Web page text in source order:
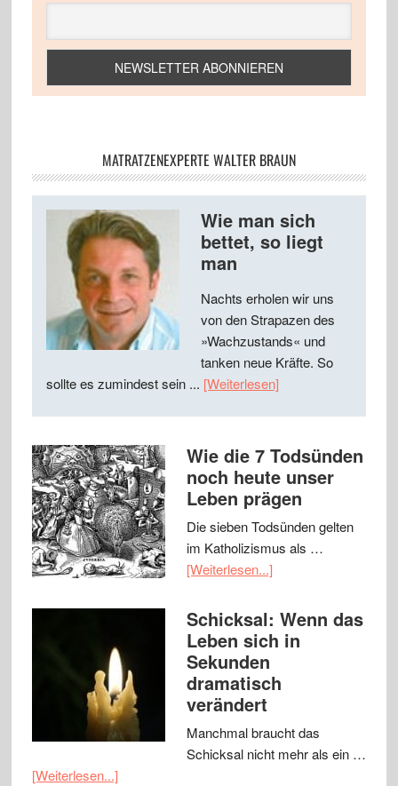
MATRATZENEXPERTE WALTER BRAUN
Wie man sich
bettet, so liegt
man
Nachts erholen wir uns
von den Strapazen des
»Wachzustands« und
tanken neue Kräfte. So
sollte es zumindest sein ... [Weiterlesen]
Wie die 7 Todsünden
noch heute unser
Leben prägen
Die sieben Todsünden gelten
im Katholizismus als …
[Weiterlesen...]
Schicksal: Wenn das
Leben sich in
Sekunden
dramatisch
verändert
Manchmal braucht das
Schicksal nicht mehr als ein …
[Weiterlesen...]